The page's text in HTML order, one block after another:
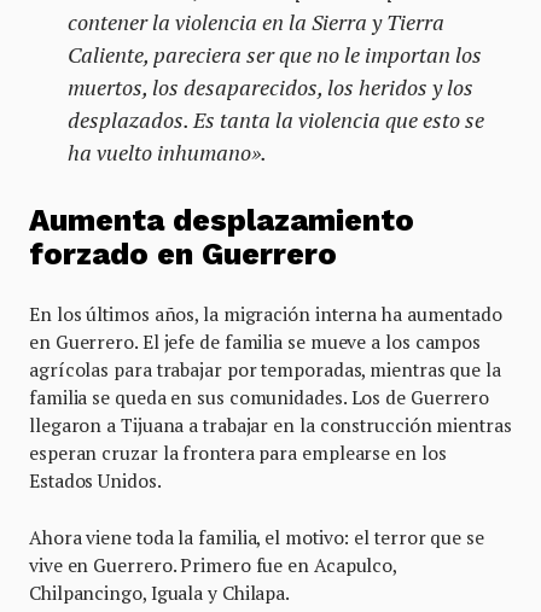
contener la violencia en la Sierra y Tierra
Caliente, pareciera ser que no le importan los
muertos, los desaparecidos, los heridos y los
desplazados. Es tanta la violencia que esto se
ha vuelto inhumano».
Aumenta desplazamiento
forzado en Guerrero
En los últimos años, la migración interna ha aumentado
en Guerrero. El jefe de familia se mueve a los campos
agrícolas para trabajar por temporadas, mientras que la
familia se queda en sus comunidades. Los de Guerrero
llegaron a Tijuana a trabajar en la construcción mientras
esperan cruzar la frontera para emplearse en los
Estados Unidos.
Ahora viene toda la familia, el motivo: el terror que se
vive en Guerrero. Primero fue en Acapulco,
Chilpancingo, Iguala y Chilapa.